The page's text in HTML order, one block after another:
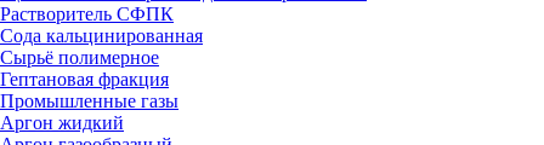
Растворитель СФПК
Сода кальцинированная
Сырьё полимерное
Гептановая фракция
Промышленные газы
Аргон жидкий